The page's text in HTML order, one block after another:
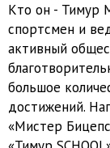
Кто он - Тимур
спортсмен и
активный
большое
достижений.
«Мистер